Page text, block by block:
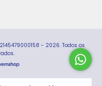
- 2026. Todos os